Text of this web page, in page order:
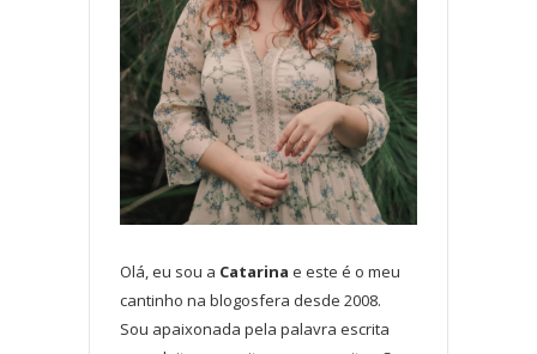
Olá, eu sou a Catarina e este é o meu
cantinho na blogosfera desde 2008.
Sou apaixonada pela palavra escrita